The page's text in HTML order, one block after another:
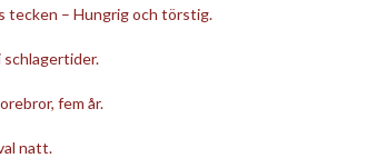
tecken – Hungrig och törstig.
schlagertider.
fem år.
natt.